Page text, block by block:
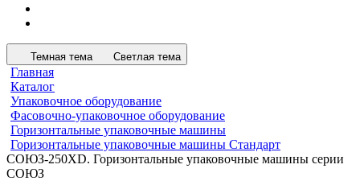
Темная тема Светлая тема
Главная
Каталог
Упаковочное оборудование
Фасовочно-упаковочное оборудование
Горизонтальные упаковочные машины
Горизонтальные упаковочные машины Стандарт
СОЮЗ-250XD. Горизонтальные упаковочные машины серии
СОЮЗ